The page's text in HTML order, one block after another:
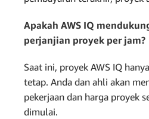
Apakah AWS IQ
perjanjian proyek per jam?
Saat ini, proyek AWS IQ
tetap. Anda dan ahli akan
pekerjaan dan harga proyek
dimulai.